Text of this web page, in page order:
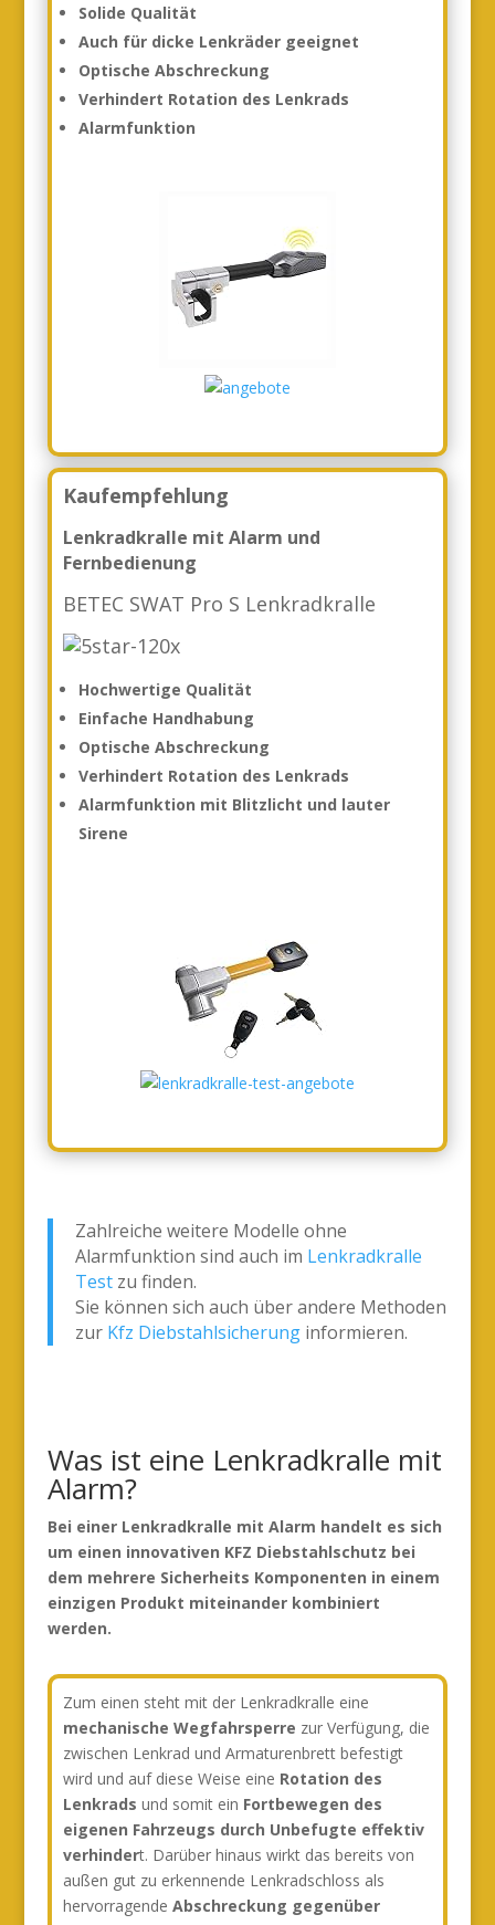
Solide Qualität
Auch für dicke Lenkräder geeignet
Optische Abschreckung
Verhindert Rotation des Lenkrads
Alarmfunktion
Kaufempfehlung
Lenkradkralle mit Alarm und
Fernbedienung
BETEC SWAT Pro S Lenkradkralle
Hochwertige Qualität
Einfache Handhabung
Optische Abschreckung
Verhindert Rotation des Lenkrads
Alarmfunktion mit Blitzlicht und lauter
Sirene
Zahlreiche weitere Modelle ohne
Alarmfunktion sind auch im Lenkradkralle
Testzu finden.
Sie können sich auch über andere Methoden
zur Kfz Diebstahlsicherunginformieren.
Was ist eine Lenkradkralle mit
Alarm?
Bei einer Lenkradkralle mit Alarm handelt es sich
um einen innovativen KFZ Diebstahlschutz bei
dem mehrere Sicherheits Komponenten in einem
einzigen Produkt miteinander kombiniert
werden.
Zum einen steht mit der Lenkradkralle eine
mechanische Wegfahrsperre zur Verfügung, die
zwischen Lenkrad und Armaturenbrett befestigt
wird und auf diese Weise eine Rotation des
Lenkrads und somit ein Fortbewegen des
eigenen Fahrzeugs durch Unbefugte effektiv
verhindert. Darüber hinaus wirkt das bereits von
außen gut zu erkennende Lenkradschloss als
hervorragende Abschreckung gegenüber